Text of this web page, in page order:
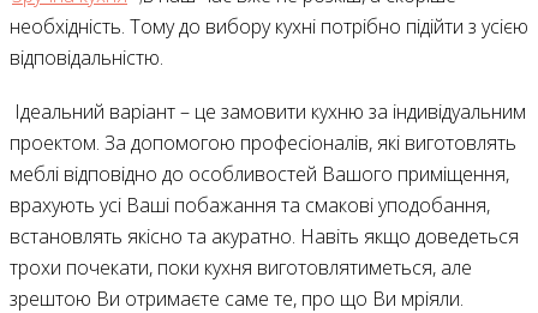
необхідність. Тому до вибору кухні потрібно підійти з усією
відповідальністю.
Ідеальний варіант – це замовити кухню за індивідуальним
проектом. За допомогою професіоналів, які виготовлять
меблі відповідно до особливостей Вашого приміщення,
врахують усі Ваші побажання та смакові уподобання,
встановлять якісно та акуратно. Навіть якщо доведеться
трохи почекати, поки кухня виготовлятиметься, але
зрештою Ви отримаєте саме те, про що Ви мріяли.